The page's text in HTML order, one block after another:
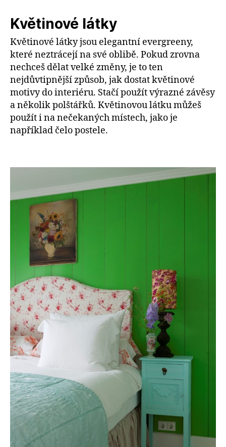
Květinové látky
Květinové látky jsou elegantní evergreeny,
které neztrácejí na své oblibě. Pokud zrovna
nechceš dělat velké změny, je to ten
nejdůvtipnější způsob, jak dostat květinové
motivy do interiéru. Stačí použít výrazné závěsy
a několik polštářků. Květinovou látku můžeš
použít i na nečekaných místech, jako je
například čelo postele.